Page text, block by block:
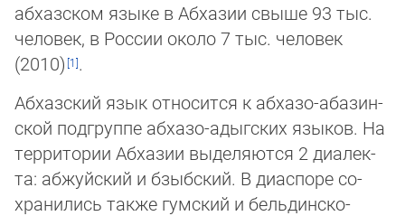
абхазском языке в Аб­ха­зии свыше 93 тыс.
человек, в России около 7 тыс. человек
(2010)
.
Абхазский язык от­но­сит­ся к аб­ха­зо-аба­зин­
ской под­груп­пе аб­ха­зо-адыг­ских язы­ков. На
тер­ри­то­рии Аб­ха­зии вы­де­ля­ют­ся 2 диа­лек­
та: аб­жуй­ский и бзыб­ский. В ди­ас­по­ре со­
хра­ни­лись так­же гум­ский и бель­дин­ско-